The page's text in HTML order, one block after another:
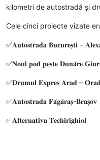
kilometri de autostradă și
Cele cinci proiecte vizate
✅𝐀𝐮𝐭𝐨𝐬𝐭𝐫𝐚𝐝𝐚 𝐁𝐮𝐜𝐮𝐫𝐞𝐬̦𝐭𝐢 –
✅𝐍𝐨𝐮𝐥 𝐩𝐨𝐝 𝐩𝐞𝐬𝐭𝐞 𝐃𝐮𝐧𝐚̆𝐫𝐞
✅𝐃𝐫𝐮𝐦𝐮𝐥 𝐄𝐱𝐩𝐫𝐞𝐬 𝐀𝐫𝐚𝐝 –
✅𝐀𝐮𝐭𝐨𝐬𝐭𝐫𝐚𝐝𝐚 𝐅𝐚̆𝐠𝐚̆𝐫𝐚𝐬̦-𝐁𝐫𝐚𝐬̦𝐨𝐯
✅𝐀𝐥𝐭𝐞𝐫𝐧𝐚𝐭𝐢𝐯𝐚 𝐓𝐞𝐜𝐡𝐢𝐫𝐢𝐠𝐡𝐢𝐨𝐥